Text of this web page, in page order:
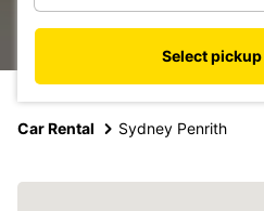
Select
Car Rental Sydney Penrith